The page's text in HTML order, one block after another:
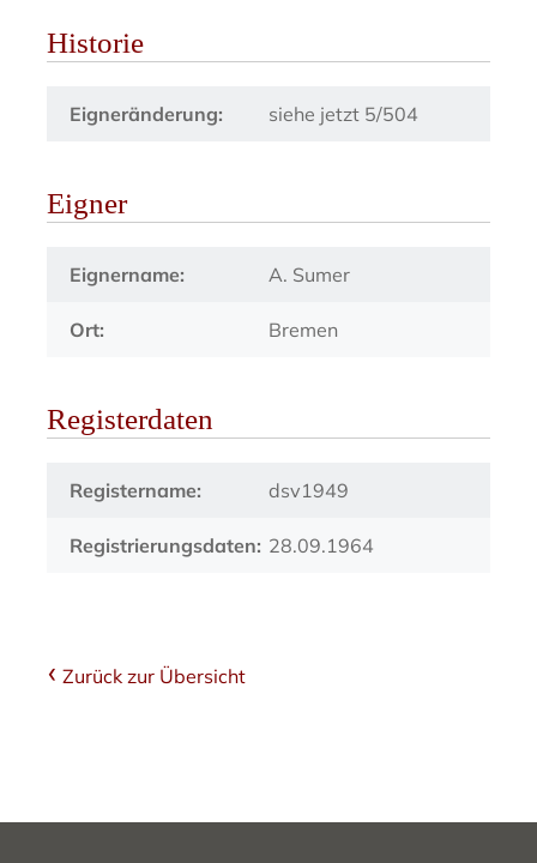
Historie
Eigneränderung: siehe jetzt 5/504
Eigner
Eignername: A. Sumer
Ort: Bremen
Registerdaten
Registername: dsv1949
Registrierungsdaten: 28.09.1964
Zurück zur Übersicht